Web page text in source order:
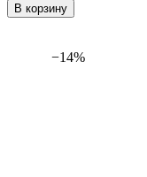
В корзину
−14%